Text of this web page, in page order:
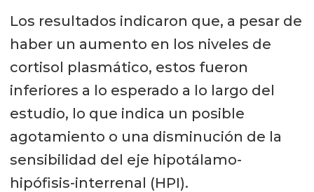
Los resultados indicaron que, a pesar de
haber un aumento en los niveles de
cortisol plasmático, estos fueron
inferiores a lo esperado a lo largo del
estudio, lo que indica un posible
agotamiento o una disminución de la
sensibilidad del eje hipotálamo-
hipófisis-interrenal (HPI).